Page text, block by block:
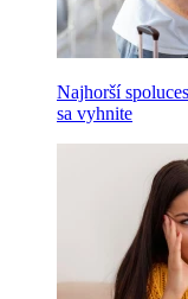
Najhorší
sa vyhnite